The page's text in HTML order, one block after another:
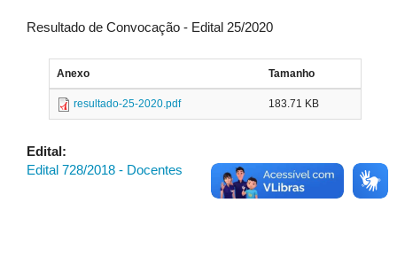
Resultado de Convocação - Edital 25/2020
Anexo Tamanho
resultado-25-2020.pdf 183.71 KB
Edital:
Edital 728/2018 - Docentes